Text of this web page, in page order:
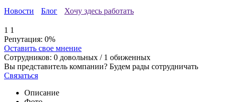
Новости Блог Хочу здесь работать
1 1
Репутация: 0%
Оставить свое мнение
Сотрудников: 0 довольных / 1 обиженных
Вы представитель компании? Будем рады сотрудничать
Связаться
Описание